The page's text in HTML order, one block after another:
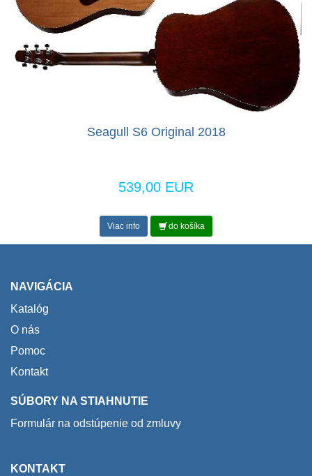
Seagull S6 Original 2018
539,00 EUR
Viac info do košíka
NAVIGÁCIA
Katalóg
O nás
Pomoc
Kontakt
SÚBORY NA STIAHNUTIE
Formulár na odstúpenie od zmluvy
KONTAKT